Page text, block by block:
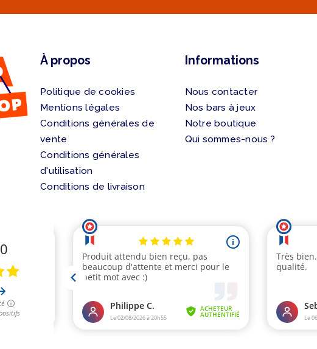
À propos
Politique de cookies
Mentions légales
Conditions générales de
vente
Conditions générales
d'utilisation
Conditions de livraison
Informations
Nous contacter
Nos bars à jeux
Notre boutique
Qui sommes-nous ?